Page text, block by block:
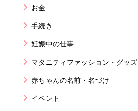
お金
手続き
妊娠中の仕事
マタニティファッション・グッズ
赤ちゃんの名前・名づけ
イベント